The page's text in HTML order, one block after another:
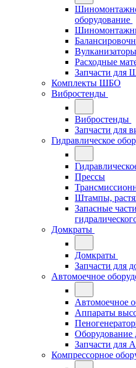
оборудование
Вулканизаторы
Расходные
Запчасти для
Комплекты ШБО
Вибростенды
Вибростенды
Запчасти для
Гидравлическое
Прессы
Штампы,
Запасные
Домкраты
Домкраты
Запчасти для
Автомоечное
Автомоечное
Аппараты
Оборудование
Запчасти для
Компрессорное